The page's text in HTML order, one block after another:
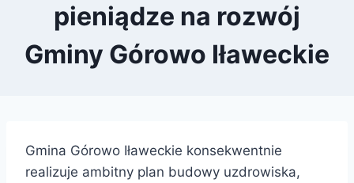
pieniądze na rozwój
Gminy Górowo Iławeckie
Gmina Górowo Iławeckie konsekwentnie
realizuje ambitny plan budowy uzdrowiska,